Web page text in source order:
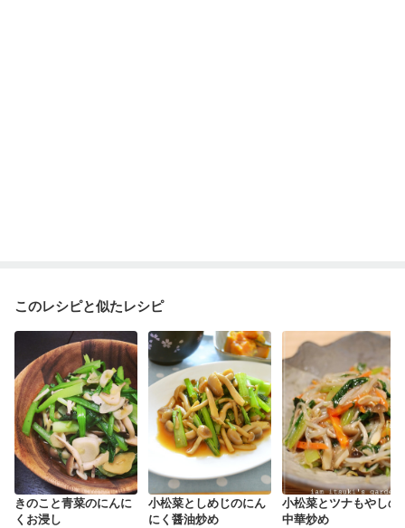
このレシピと似たレシピ
きのこと青菜のにんに
くお浸し
小松菜としめじのにん
にく醤油炒め
小松菜とツナもやしの
中華炒め